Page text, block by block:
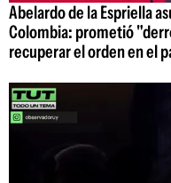
Abelardo de la Espriella
Colombia: prometió
recuperar el orden en el